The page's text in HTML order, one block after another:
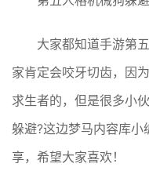
大家都知道手游第
家肯定会咬牙切齿，因
求生者的，但是很多小
躲避?这边梦马内容库
享，希望大家喜欢！